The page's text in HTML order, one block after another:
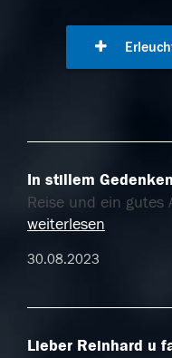
In stillem Gedenken
Reise und ein gutes
weiterlesen
30.08.2023
Lieber Reinhard u